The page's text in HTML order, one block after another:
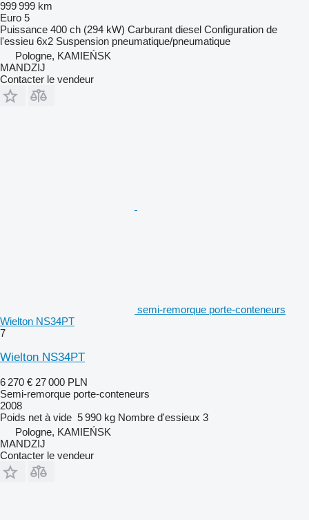
999 999 km
Euro 5
Puissance 400 ch (294 kW) Carburant diesel Configuration de
l'essieu 6x2 Suspension pneumatique/pneumatique
Pologne, KAMIEŃSK
MANDZIJ
Contacter le vendeur
semi-remorque porte-conteneurs
Wielton NS34PT
7
Wielton NS34PT
6 270 € 27 000 PLN
Semi-remorque porte-conteneurs
2008
Poids net à vide 5 990 kg Nombre d'essieux 3
Pologne, KAMIEŃSK
MANDZIJ
Contacter le vendeur